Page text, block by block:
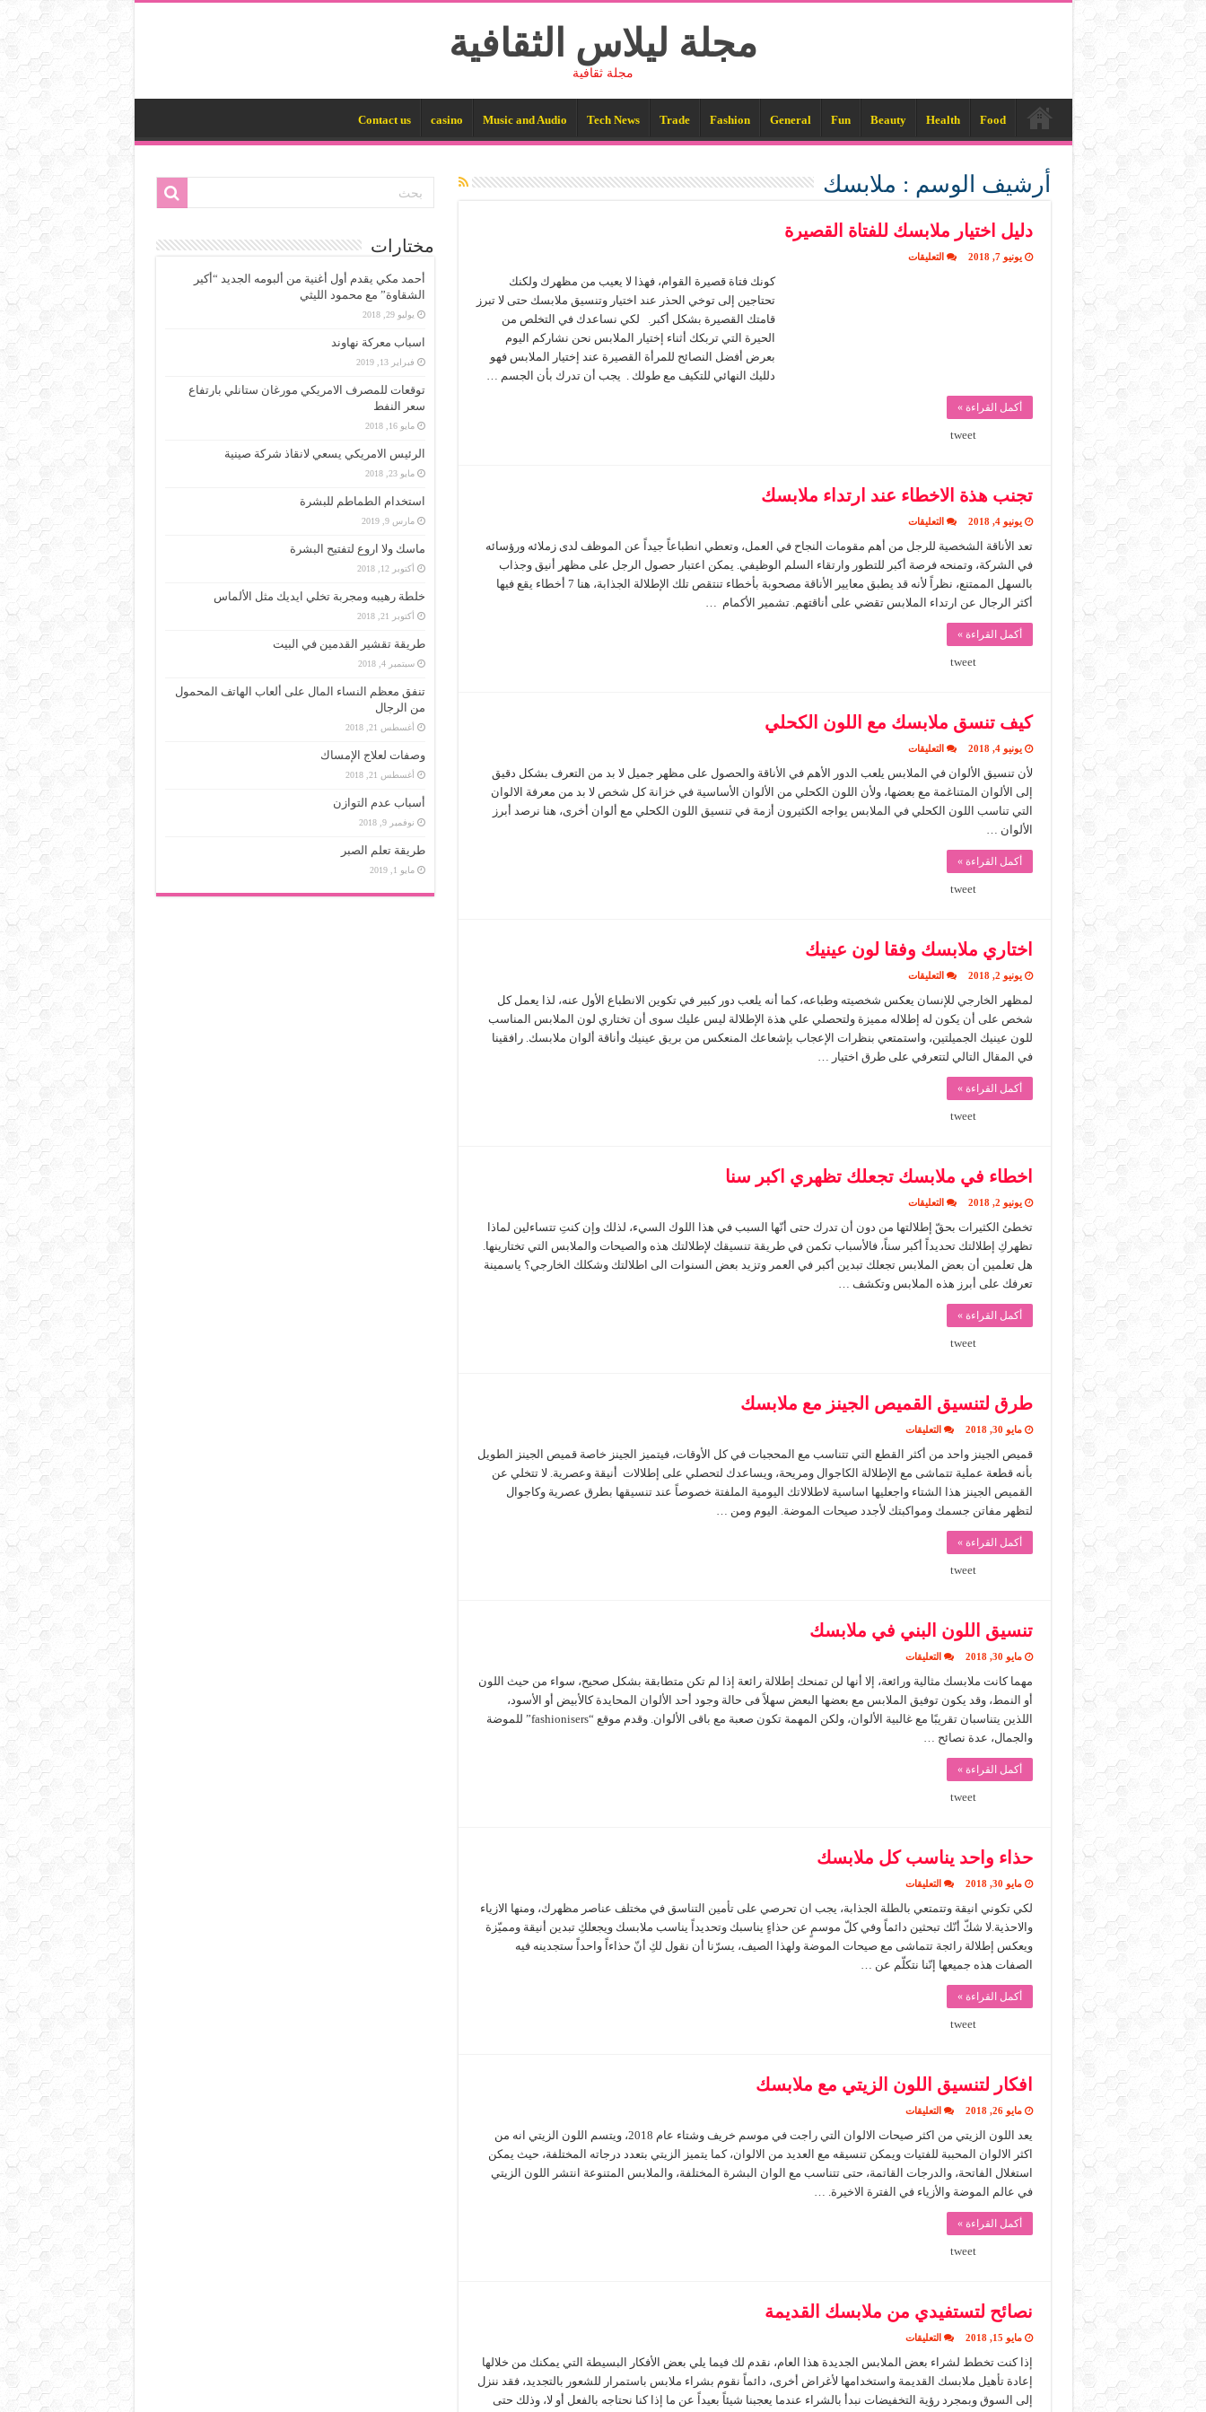
مجلة ليلاس الثقافية
مجلة ثقافية
Food
Health
Beauty
Fun
General
Fashion
Trade
Tech News
Music and Audio
casino
Contact us
أرشيف الوسم : ملابسك
دليل اختيار ملابسك للفتاة القصيرة
يونيو 7, 2018 التعليقات
كونك فتاة قصيرة القوام، فهذا لا يعيب من مظهرك ولكنك
تحتاجين إلى توخي الحذر عند اختيار وتنسيق ملابسك حتى لا تبرز
قامتك القصيرة بشكل أكبر. لكي نساعدك في التخلص من
الحيرة التي تربكك أثناء إختيار الملابس نحن نشاركم اليوم
بعرض أفضل النصائح للمرأة القصيرة عند إختيار الملابس فهو
دلليك النهائي للتكيف مع طولك . يجب أن تدرك بأن الجسم …
أكمل القراءة »
tweet
تجنب هذة الاخطاء عند ارتداء ملابسك
يونيو 4, 2018 التعليقات
الاخطاء
عند
ارتداء
ملابسك
مغلقة
تعد الأناقة الشخصية للرجل من أهم مقومات النجاح في العمل، وتعطي انطباعاً جيداً عن الموظف لدى زملائه ورؤسائه
في الشركة، وتمنحه فرصة أكبر للتطور وارتقاء السلم الوظيفي. يمكن اعتبار حصول الرجل على مظهر أنيق وجذاب
بالسهل الممتنع، نظراً لأنه قد يطبق معايير الأناقة مصحوبة بأخطاء تنتقص تلك الإطلالة الجذابة، هنا 7 أخطاء يقع فيها
أكثر الرجال عن ارتداء الملابس تقضي على أناقتهم. تشمير الأكمام …
أكمل القراءة »
tweet
كيف تنسق ملابسك مع اللون الكحلي
يونيو 4, 2018 التعليقات
تنسق
ملابسك
مع
اللون
الكحلي
لأن تنسيق الألوان في الملابس يلعب الدور الأهم في الأناقة والحصول على مظهر جميل لا بد من التعرف بشكل دقيق
إلى الألوان المتناغمة مع بعضها، ولأن اللون الكحلي من الألوان الأساسية في خزانة كل شخص لا بد من معرفة الالوان
التي تناسب اللون الكحلي في الملابس يواجه الكثيرون أزمة في تنسيق اللون الكحلي مع ألوان أخرى، هنا نرصد أبرز
الألوان …
أكمل القراءة »
tweet
اختاري ملابسك وفقا لون عينيك
يونيو 2, 2018 التعليقات
ملابسك
وفقا
لون
مغلقة
لمظهر الخارجي للإنسان يعكس شخصيته وطباعه، كما أنه يلعب دور كبير في تكوين الانطباع الأول عنه، لذا يعمل كل
شخص على أن يكون له إطلاله مميزة ولتحصلي علي هذة الإطلالة ليس عليك سوى أن تختاري لون الملابس المناسب
للون عينيك الجميلتين، واستمتعي بنظرات الإعجاب بإشعاعك المنعكس من بريق عينيك وأناقة ألوان ملابسك. رافقينا
في المقال التالي لتتعرفي على طرق اختيار …
أكمل القراءة »
tweet
اخطاء في ملابسك تجعلك تظهري اكبر سنا
يونيو 2, 2018 التعليقات
في
ملابسك
تجعلك
اكبر
سنا
مغلقة
تخطئ الكثيرات بحقّ إطلالتها من دون أن تدرك حتى أنّها السبب في هذا اللوك السيء، لذلك وإن كنتِ تتساءلين لماذا
تظهركِ إطلالتك تحديداً أكبر سناً، فالأسباب تكمن في طريقة تنسيقك لإطلالتك هذه والصيحات والملابس التي تختارينها.
هل تعلمين أن بعض الملابس تجعلك تبدين أكبر في العمر وتزيد بعض السنوات الى اطلالتك وشكلك الخارجي؟ ياسمينة
تعرفك على أبرز هذه الملابس وتكشف …
أكمل القراءة »
tweet
طرق لتنسيق القميص الجينز مع ملابسك
مايو 30, 2018 التعليقات
لتنسيق
القميص
الجينز
مع
ملابسك
مغلقة
قميص الجينز واحد من أكثر القطع التي تتناسب مع المحجبات في كل الأوقات، فيتميز الجينز خاصة قميص الجينز الطويل
بأنه قطعة عملية تتماشى مع الإطلالة الكاجوال ومريحة، ويساعدك لتحصلي على إطلالات أنيقة وعصرية. لا تتخلي عن
القميص الجينز هذا الشتاء واجعليها اساسية لاطلالاتك اليومية الملفتة خصوصاً عند تنسيقها بطرق عصرية وكاجوال
لتظهر مفاتن جسمك ومواكبتك لأجدد صيحات الموضة. اليوم ومن …
أكمل القراءة »
tweet
تنسيق اللون البني في ملابسك
مايو 30, 2018 التعليقات
اللون
البني
في
ملابسك
مغلقة
مهما كانت ملابسك مثالية ورائعة، إلا أنها لن تمنحك إطلالة رائعة إذا لم تكن متطابقة بشكل صحيح، سواء من حيث اللون
أو النمط، وقد يكون توفيق الملابس مع بعضها البعض سهلاً فى حالة وجود أحد الألوان المحايدة كالأبيض أو الأسود،
اللذين يتناسبان تقريبًا مع غالبية الألوان، ولكن المهمة تكون صعبة مع باقى الألوان. وقدم موقع “fashionisers” للموضة
والجمال، عدة نصائح …
أكمل القراءة »
tweet
حذاء واحد يناسب كل ملابسك
مايو 30, 2018 التعليقات
واحد
يناسب
كل
مغلقة
لكي تكوني انيقة وتتمتعي بالطلة الجذابة، يجب ان تحرصي على تأمين التناسق في مختلف عناصر مظهرك، ومنها الازياء
والاحذية.لا شكّ أنّك تبحثين دائماً وفي كلّ موسمٍ عن حذاءٍ يناسبك وتحديداً يناسب ملابسك ويجعلكِ تبدين أنيقة ومميّزة
ويعكس إطلالة رائجة تتماشى مع صيحات الموضة ولهذا الصيف، يسرّنا أن نقول لكِ أنّ حذاءاً واحداً ستجدينه فيه
الصفات هذه جميعها إنّنا نتكلّم عن …
أكمل القراءة »
tweet
افكار لتنسيق اللون الزيتي مع ملابسك
مايو 26, 2018 التعليقات
لتنسيق
اللون
الزيتي
مع
ملابسك
مغلقة
يعد اللون الزيتي من اكثر صيحات الالوان التي راجت في موسم خريف وشتاء عام 2018، ويتسم اللون الزيتي انه من
اكثر الالوان المحببة للفتيات ويمكن تنسيقه مع العديد من الالوان، كما يتميز الزيتي بتعدد درجاته المختلفة، حيث يمكن
استغلال الفاتحة، والدرجات القاتمة، حتى تتناسب مع الوان البشرة المختلفة، والملابس المتنوعة انتشر اللون الزيتي
في عالم الموضة والأزياء في الفترة الاخيرة. …
أكمل القراءة »
tweet
نصائح لتستفيدي من ملابسك القديمة
مايو 15, 2018 التعليقات
لتستفيدي
ملابسك
القديمة
مغلقة
إذا كنت تخطط لشراء بعض الملابس الجديدة هذا العام، نقدم لك فيما يلي بعض الأفكار البسيطة التي يمكنك من خلالها
إعادة تأهيل ملابسك القديمة واستخدامها لأغراض أخرى، دائماً نقوم بشراء ملابس باستمرار للشعور بالتجديد، فقد ننزل
إلى السوق وبمجرد رؤية التخفيضات نبدأ بالشراء عندما يعجبنا شيئاً بعيداً عن ما إذا كنا نحتاجه بالفعل أو لا، وذلك حتى
مختارات
أحمد مكي يقدم أول أغنية من ألبومه الجديد “أكير
الشقاوة” مع محمود الليثي
يوليو 29, 2018
اسباب معركة نهاوند
فبراير 13, 2019
توقعات للمصرف الامريكي مورغان ستانلي بارتفاع
سعر النفط
مايو 16, 2018
الرئيس الامريكي يسعي لانقاذ شركة صينية
مايو 23, 2018
استخدام الطماطم للبشرة
مارس 9, 2019
ماسك ولا اروع لتفتيح البشرة
أكتوبر 12, 2018
خلطة رهيبه ومجربة تخلي ايديك مثل الألماس
أكتوبر 21, 2018
طريقة تقشير القدمين في البيت
سبتمبر 4, 2018
تنفق معظم النساء المال على ألعاب الهاتف المحمول
من الرجال
أغسطس 21, 2018
وصفات لعلاج الإمساك
أغسطس 21, 2018
أسباب عدم التوازن
نوفمبر 9, 2018
طريقة تعلم الصبر
مايو 1, 2019